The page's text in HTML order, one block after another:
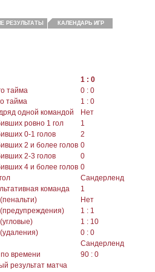
РЕЗУЛЬТАТЫ КАЛЕНДАРЬ ИГР
1 : 0
тайма
0 : 0
тайма
1 : 0
одной командой
Нет
ровно 1 гол
1
0-1 голов
2
2 и более голов 0
2-3 голов
0
4 и более голов 0
Сандерленд
команда
1
Нет
1 : 1
1 : 10
0 : 0
Сандерленд
времени
90 : 0
результат матча